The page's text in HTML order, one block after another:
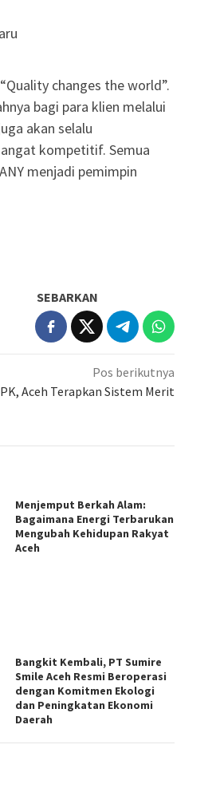
changes the world”.
bagi para klien melalui
akan selalu
kompetitif. Semua
menjadi pemimpin
SEBARKAN
Pos berikutnya
Aceh Terapkan Sistem Merit
Menjemput Berkah Alam:
Bagaimana Energi Terbarukan
Mengubah Kehidupan Rakyat
Aceh
Bangkit Kembali, PT Sumire
Smile Aceh Resmi Beroperasi
dengan Komitmen Ekologi
dan Peningkatan Ekonomi
Daerah